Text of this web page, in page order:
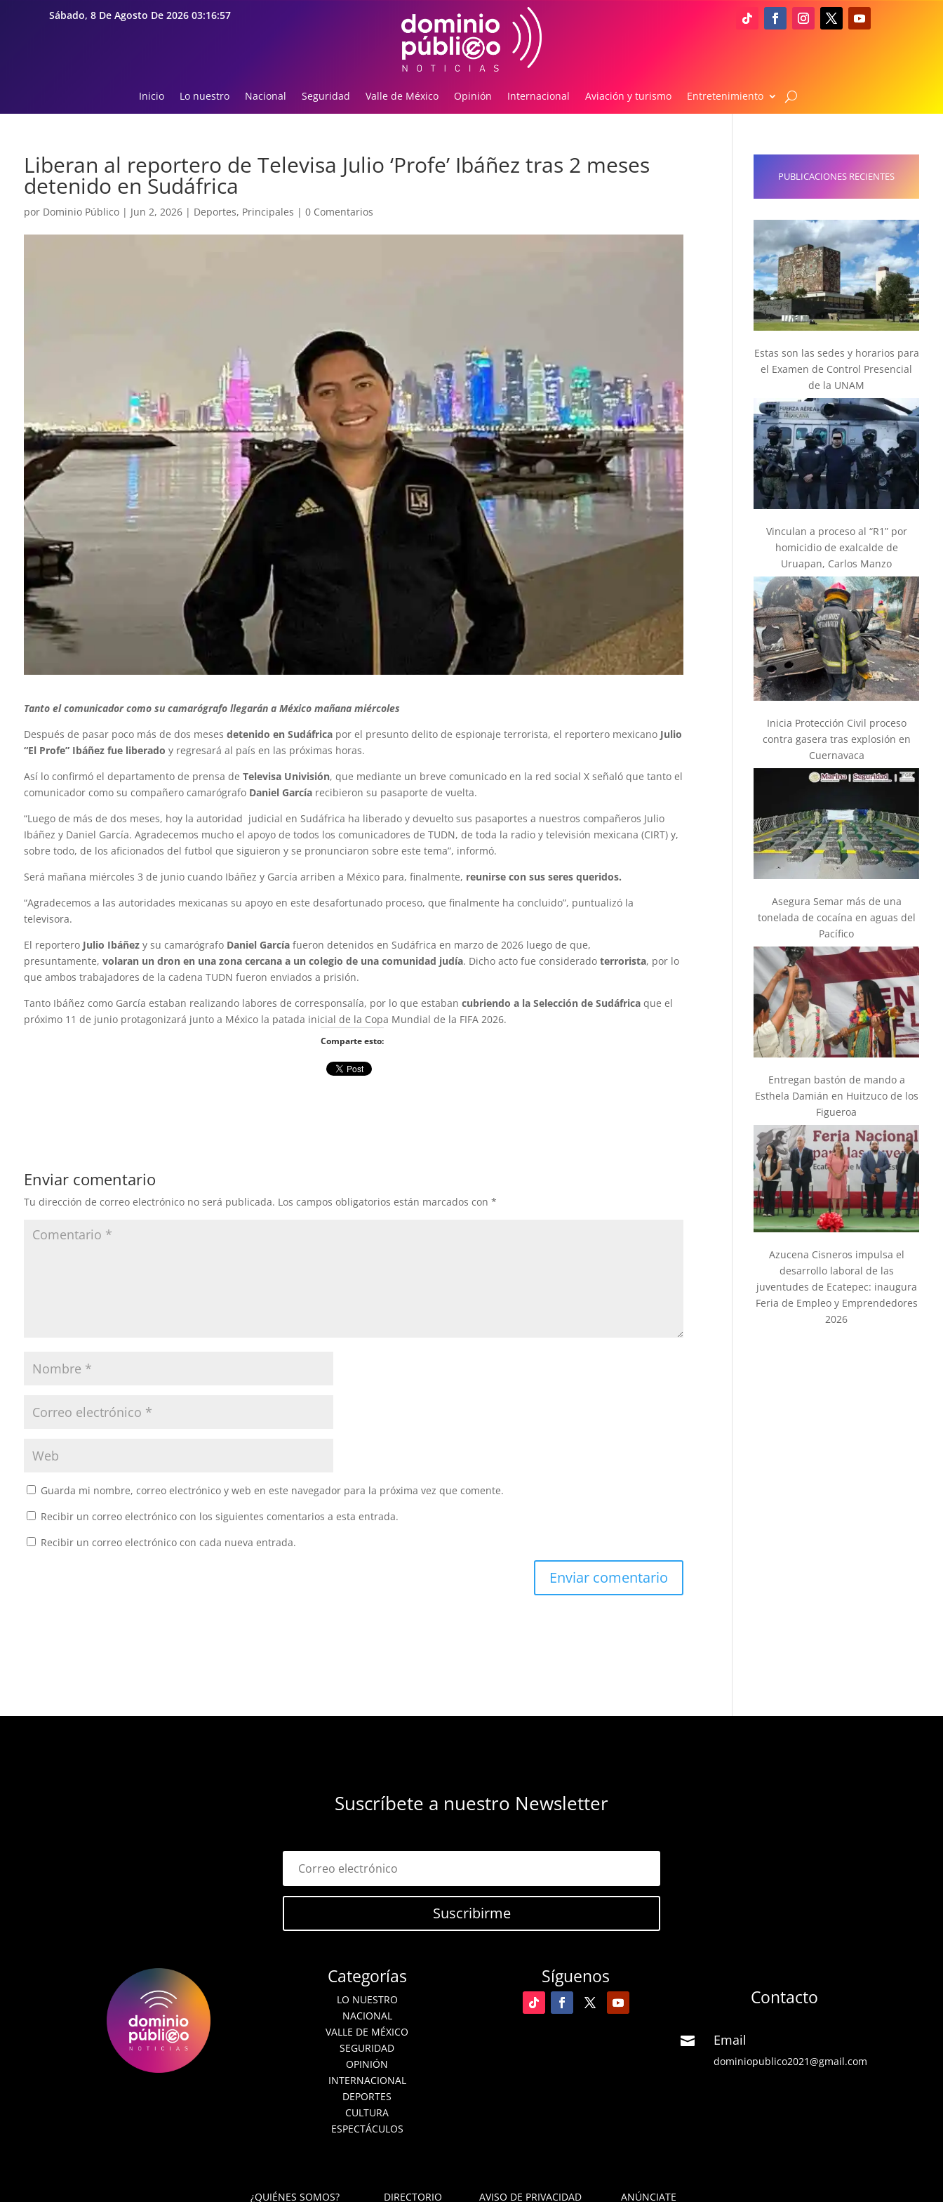
Sábado, 8 De Agosto De 2026 03:16:58
Inicio Lo nuestro Nacional Seguridad Valle de México Opinión Internacional Aviación y turismo Entretenimiento
Liberan al reportero de Televisa Julio ‘Profe’ Ibáñez tras 2 meses
detenido en Sudáfrica
por Dominio Público| Jun 2, 2026| Deportes, Principales | 0 Comentarios
Tanto el comunicador como su camarógrafo llegarán a México mañana miércoles
Después de pasar poco más de dos meses detenido en Sudáfricapor el presunto delito de espionaje terrorista, el reportero mexicano Julio
“El Profe” Ibáñez fue liberado y regresará al país en las próximas horas.
Así lo confirmó el departamento de prensa de Televisa Univisión, que mediante un breve comunicado en la red social X señaló que tanto el
comunicador como su compañero camarógrafo Daniel Garcíarecibieron su pasaporte de vuelta.
“Luego de más de dos meses, hoy la autoridad judicial en Sudáfrica ha liberado y devuelto sus pasaportes a nuestros compañeros Julio
Ibáñez y Daniel García. Agradecemos mucho el apoyo de todos los comunicadores de TUDN, de toda la radio y televisión mexicana (CIRT) y,
sobre todo, de los aficionados del futbol que siguieron y se pronunciaron sobre este tema”, informó.
Será mañana miércoles 3 de junio cuando Ibáñez y García arriben a México para, finalmente, reunirse con sus seres queridos.
“Agradecemos a las autoridades mexicanas su apoyo en este desafortunado proceso, que finalmente ha concluido”, puntualizó la
televisora.
El reporteroJulio Ibáñezy su camarógrafo Daniel Garcíafueron detenidos en Sudáfrica en marzo de 2026 luego de que,
presuntamente, volaran un dron en una zona cercana a un colegio de una comunidad judía. Dicho acto fue considerado terrorista, por lo
que ambos trabajadores de la cadena TUDN fueron enviados a prisión.
Tanto Ibáñez como García estaban realizando labores de corresponsalía, por lo que estaban cubriendo a la Selección de Sudáfricaque el
próximo 11 de junio protagonizará junto a México la patada inicial de la Copa Mundial de la FIFA 2026.
Comparte esto:
Enviar comentario
Tu dirección de correo electrónico no será publicada. Los campos obligatorios están marcados con *
Guarda mi nombre, correo electrónico y web en este navegador para la próxima vez que comente.
Recibir un correo electrónico con los siguientes comentarios a esta entrada.
Recibir un correo electrónico con cada nueva entrada.
PUBLICACIONES RECIENTES
Estas son las sedes y horarios para
el Examen de Control Presencial
de la UNAM
Vinculan a proceso al “R1” por
homicidio de exalcalde de
Uruapan, Carlos Manzo
Inicia Protección Civil proceso
contra gasera tras explosión en
Cuernavaca
Asegura Semar más de una
tonelada de cocaína en aguas del
Pacífico
Entregan bastón de mando a
Esthela Damián en Huitzuco de los
Figueroa
Azucena Cisneros impulsa el
desarrollo laboral de las
juventudes de Ecatepec: inaugura
Feria de Empleo y Emprendedores
2026
Suscríbete a nuestro Newsletter
Suscribirme
Categorías
LO NUESTRO
NACIONAL
VALLE DE MÉXICO
SEGURIDAD
OPINIÓN
INTERNACIONAL
DEPORTES
CULTURA
ESPECTÁCULOS
Síguenos
Contacto
 Email
dominiopublico2021@gmail.com
¿QUIÉNES SOMOS? DIRECTORIO AVISO DE PRIVACIDAD ANÚNCIATE